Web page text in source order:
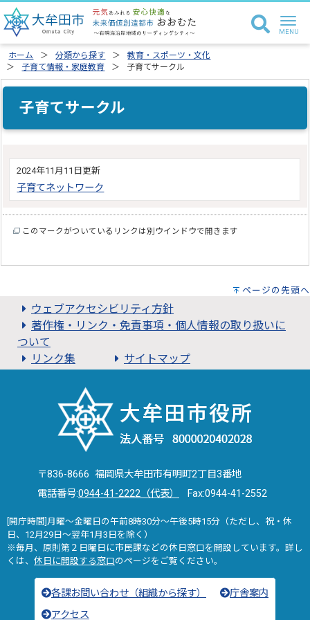
ホーム 分類から探す
教育・スポーツ・文化
子育て情報・家庭教育
子育てサークル
子育てサークル
2024年11月11日更新
子育てネットワーク
このマークがついているリンクは別ウインドウで開きます
ページの先頭へ
ウェブアクセシビリティ方針
著作権・リンク・免責事項・個人情報の取り扱いに
ついて
リンク集
サイトマップ
〒836-8666 福岡県大牟田市有明町2丁目3番地
電話番号:0944-41-2222（代表） Fax:0944-41-2552
[開庁時間]月曜～金曜日の午前8時30分～午後5時15分（ただし、祝・休
日、12月29日～翌年1月3日を除く）
※毎月、原則第２日曜日に市民課などの休日窓口を開設しています。詳し
くは、 休日に開設する窓口のページをご覧ください。
各課お問い合わせ（組織から探す）
庁舎案内
アクセス